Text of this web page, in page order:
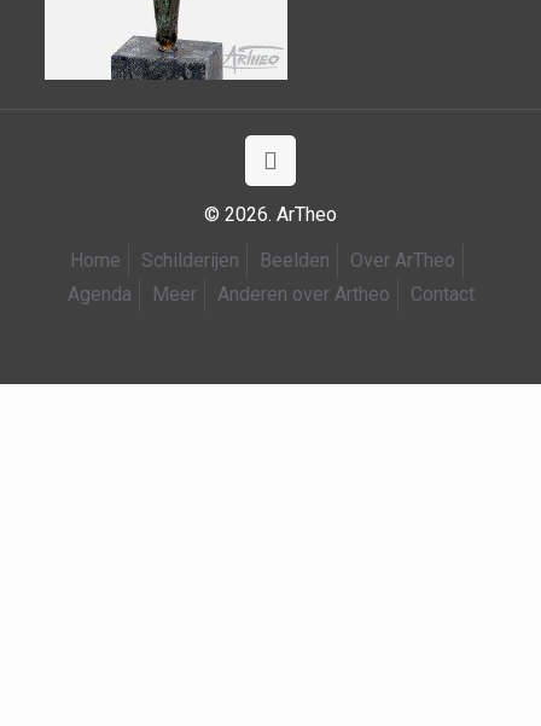
© 2026. ArTheo
Home
Schilderijen Beelden
Over ArTheo
Agenda
Meer Anderen over Artheo Contact